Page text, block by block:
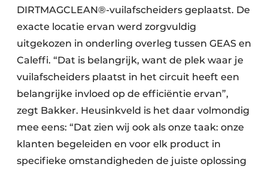
DIRTMAGCLEAN®-vuilafscheiders geplaatst. De
exacte locatie ervan werd zorgvuldig
uitgekozen in onderling overleg tussen GEAS en
Caleffi. “Dat is belangrijk, want de plek waar je
vuil­afscheiders plaatst in het circuit heeft een
belangrijke invloed op de efficiëntie ervan”,
zegt Bakker. Heusinkveld is het daar volmondig
mee eens: “Dat zien wij ook als onze taak: onze
klanten begeleiden en voor elk product in
specifieke omstandigheden de juiste oplossing